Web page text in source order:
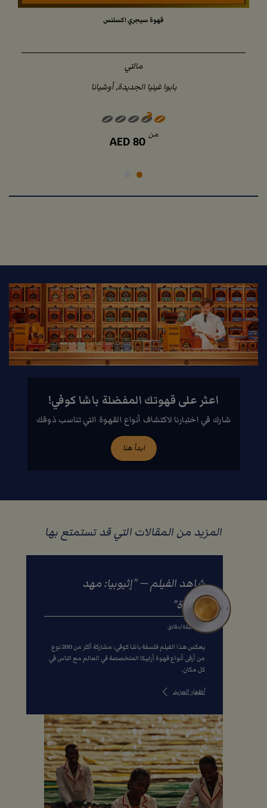
قهوة سيجري اكسلنس
مالتي
بابوا غينيا الجديدة, أوشيانا
من
AED 80
اعثر على قهوتك المفضلة باشا كوفي!
شارك في اختبارنا لاكتشاف أنواع القهوة التي تناسب ذوقك
ابدأ هنا
المزيد من المقالات التي قد تستمتع بها
شاهد الفيلم — "إثيوبيا: مهد
القهوة"
يعكس هذا الفيلم فلسفة باشا كوفي: مشاركة أكثر من 200 نوع
من أرقى أنواع قهوة أرابيكا المتخصصة في العالم مع الناس في
كل مكان.
أظهار المزيد